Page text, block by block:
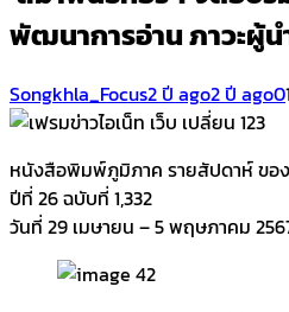
พัฒนาการอ่าน ภาวะผู้
Songkhla_Focus2 ปี ago2 ปี ago0
หนังสือพิมพ์ภูมิภาค รายสัปดาห์ ขอ
ปีที่ 26 ฉบับที่ 1,332
วันที่ 29 เมษายน – 5 พฤษภาคม